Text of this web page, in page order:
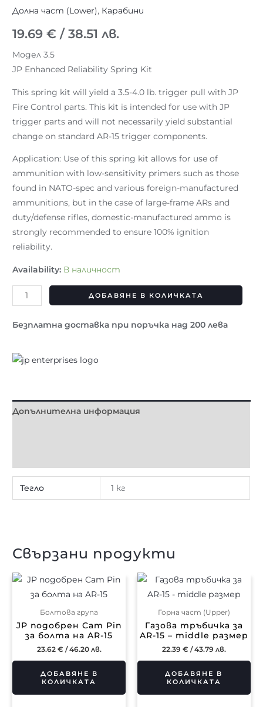
Долна част (Lower), Карабини
19.69€ / 38.51 лв.
Модел 3.5
JP Enhanced Reliability Spring Kit
This spring kit will yield a 3.5-4.0 lb. trigger pull with JP
Fire Control parts. This kit is intended for use with JP
trigger parts and will not necessarily yield substantial
change on standard AR-15 trigger components.
Application: Use of this spring kit allows for use of
ammunition with low-sensitivity primers such as those
found in NATO-spec and various foreign-manufactured
ammunitions, but in the case of large-frame ARs and
duty/defense rifles, domestic-manufactured ammo is
strongly recommended to ensure 100% ignition
reliability.
Availability: В наличност
ДОБАВЯНЕ В КОЛИЧКАТА
Безплатна доставка при поръчка над 200 лева
Допълнителна информация
Тегло 1 кг
Свързани продукти
Болтова група
JP подобрен Cam Pin
за болта на AR-15
23.62 €/ 46.20 лв.
ДОБАВЯНЕ В
КОЛИЧКАТА
Горна част (Upper)
Газова тръбичка за
AR-15 – middle размер
22.39 €/ 43.79 лв.
ДОБАВЯНЕ В
КОЛИЧКАТА